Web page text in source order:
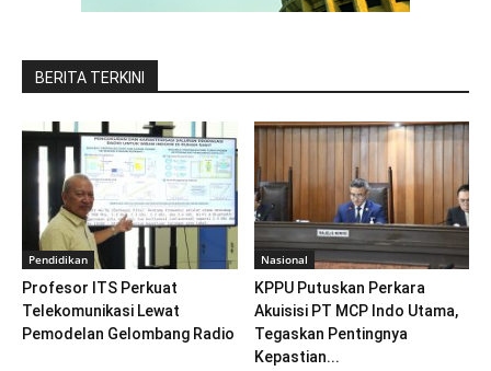
BERITA TERKINI
Pendidikan
Profesor ITS Perkuat
Telekomunikasi Lewat
Pemodelan Gelombang Radio
Nasional
KPPU Putuskan Perkara
Akuisisi PT MCP Indo Utama,
Tegaskan Pentingnya
Kepastian...